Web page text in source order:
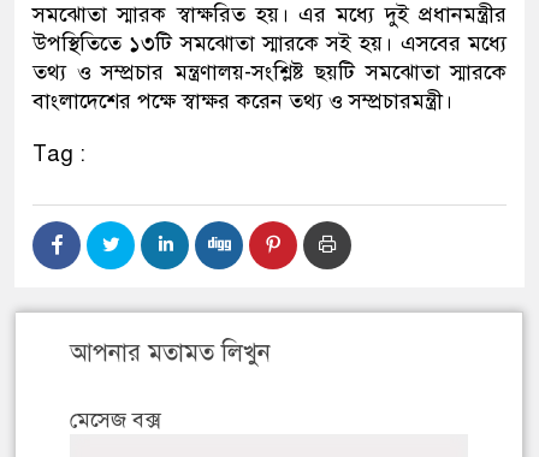
সমঝোতা স্মারক স্বাক্ষরিত হয়। এর মধ্যে দুই প্রধানমন্ত্রীর
উপস্থিতিতে ১৩টি সমঝোতা স্মারকে সই হয়। এসবের মধ্যে
তথ্য ও সম্প্রচার মন্ত্রণালয়-সংশ্লিষ্ট ছয়টি সমঝোতা স্মারকে
বাংলাদেশের পক্ষে স্বাক্ষর করেন তথ্য ও সম্প্রচারমন্ত্রী।
Tag :
আপনার মতামত লিখুন
মেসেজ বক্স